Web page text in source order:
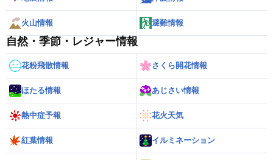
火山情報 避難情報
自然・季節・レジャー情報
花粉飛散情報 さくら開花情報
ほたる情報 あじさい情報
熱中症予報 花火天気
紅葉情報 イルミネーション